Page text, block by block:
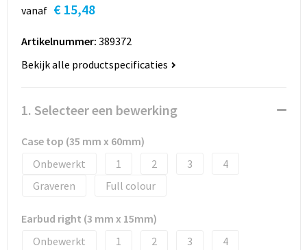
Vrije tijd en Strand
Waterflesjes
vanaf € 15,48
Artikelnummer: 389372
Bekijk alle productspecificaties
1. Selecteer een bewerking
Case top (35 mm x 60mm)
Onbewerkt
1 2 3
4
Graveren
Full colour
Earbud right (3 mm x 15mm)
Onbewerkt
1 2 3 4